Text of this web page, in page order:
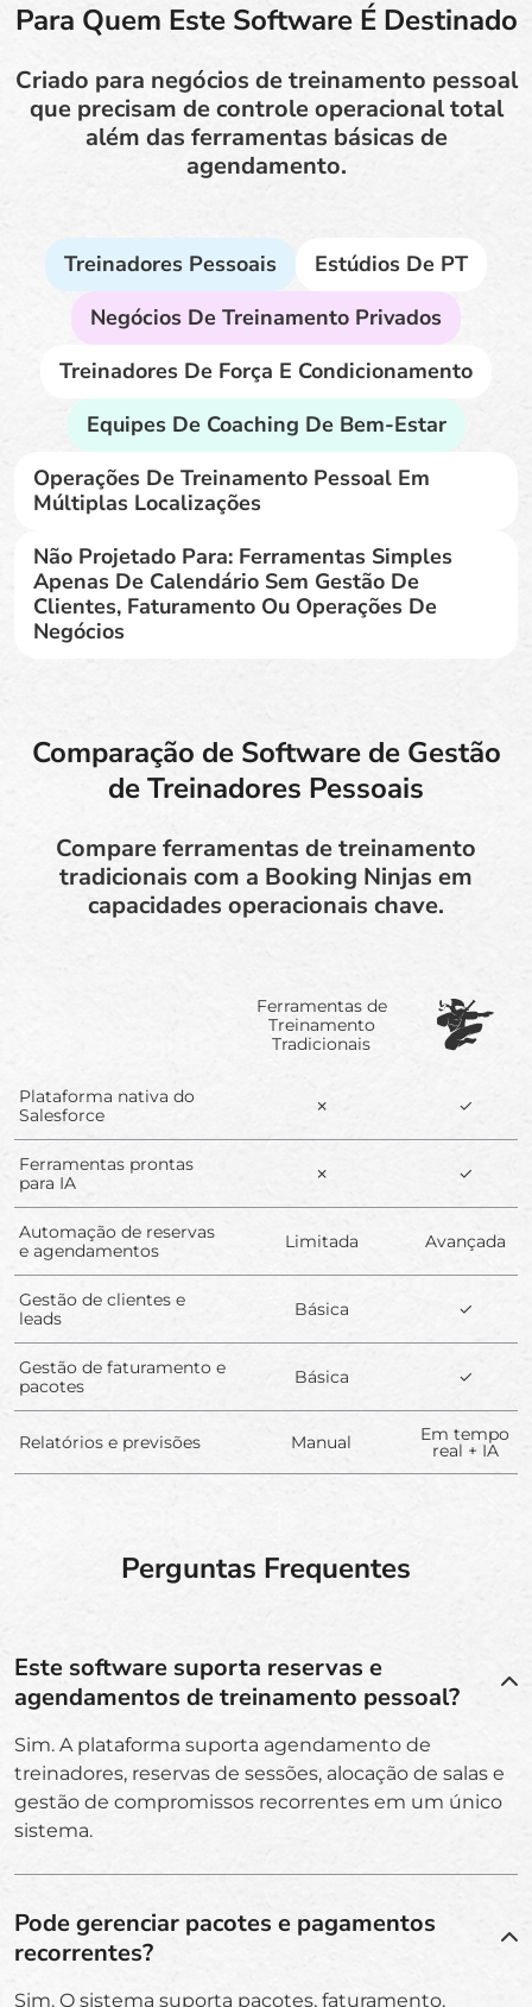
Para Quem Este Software É Destinado
Criado para negócios de treinamento pessoal
que precisam de controle operacional total
além das ferramentas básicas de
agendamento.
Treinadores Pessoais
Estúdios De PT
Negócios De Treinamento Privados
Treinadores De Força E Condicionamento
Equipes De Coaching De Bem-Estar
Operações De Treinamento Pessoal Em
Múltiplas Localizações
Não Projetado Para: Ferramentas Simples
Apenas De Calendário Sem Gestão De
Clientes, Faturamento Ou Operações De
Negócios
Comparação de Software de Gestão
de Treinadores Pessoais
Compare ferramentas de treinamento
tradicionais com a Booking Ninjas em
capacidades operacionais chave.
Ferramentas de
Treinamento
Tradicionais
Plataforma nativa do
Salesforce
✗ ✓
Ferramentas prontas
para IA
✗ ✓
Automação de reservas
e agendamentos
Limitada Avançada
Gestão de clientes e
leads
Básica ✓
Gestão de faturamento e
pacotes
Básica ✓
Relatórios e previsões Manual Em tempo
real + IA
Perguntas Frequentes
Este software suporta reservas e
agendamentos de treinamento pessoal?
Sim. A plataforma suporta agendamento de
treinadores, reservas de sessões, alocação de salas e
gestão de compromissos recorrentes em um único
sistema.
Pode gerenciar pacotes e pagamentos
recorrentes?
Sim. O sistema suporta pacotes, faturamento,